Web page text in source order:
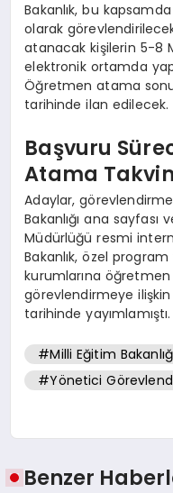
Bakanlık, bu
olarak
atanacak kişilerin 5-8
elektronik ortamda
Öğretmen atama
tarihinde ilan edilecek.
Başvuru
Atama
Adaylar,
Bakanlığı ana sayfası
Müdürlüğü resmi
Bakanlık, özel
kurumlarına
görevlendirmeye ilişkin
tarihinde yayımlamıştı.
#Milli Eğitim
#Yönetici
Benzer